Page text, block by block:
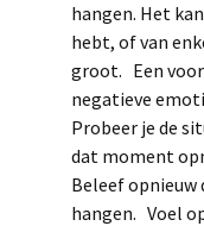
hangen. Het
hebt, of van
groot. Een
negatieve
Probeer je de
dat moment
Beleef opnieuw
hangen. Voel